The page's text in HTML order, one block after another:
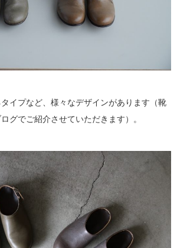
イプなど、様々なデザインがあります（靴
グでご紹介させていただきます）。